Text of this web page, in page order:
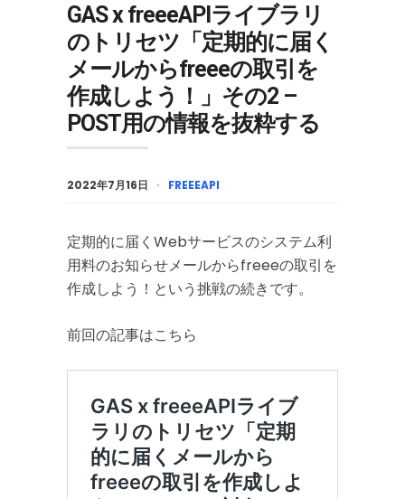
GAS x freeeAPIライブラリ
のトリセツ「定期的に届く
メールからfreeeの取引を
作成しよう！」その2 –
POST用の情報を抜粋する
2022年7月16日 FREEEAPI
定期的に届くWebサービスのシステム利
用料のお知らせメールからfreeeの取引を
作成しよう！という挑戦の続きです。
前回の記事はこちら